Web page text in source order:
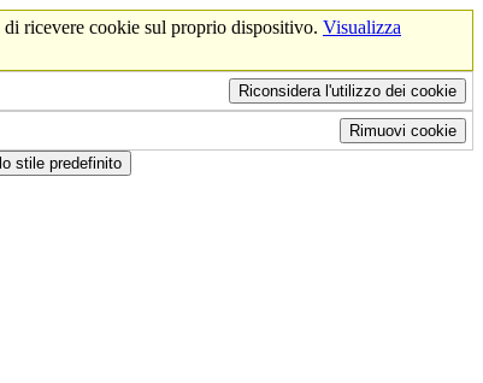
ricevere cookie sul proprio dispositivo. Visualizza
Riconsidera l'utilizzo dei cookie
Rimuovi cookie
stile predefinito